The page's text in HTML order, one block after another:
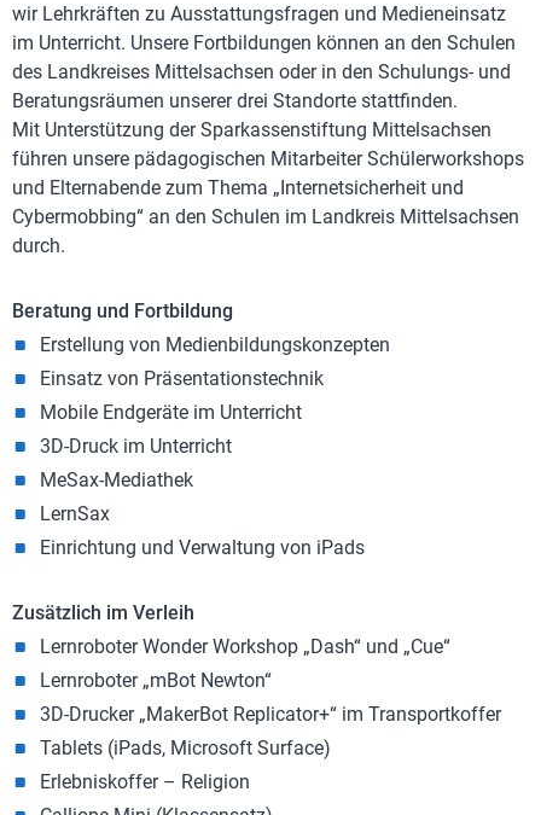
wir Lehrkräften zu Ausstattungsfragen und Medieneinsatz
im Unterricht. Unsere Fortbildungen können an den Schulen
des Landkreises Mittelsachsen oder in den Schulungs- und
Beratungsräumen unserer drei Standorte stattfinden.
Mit Unterstützung der Sparkassenstiftung Mittelsachsen
führen unsere pädagogischen Mitarbeiter Schülerworkshops
und Elternabende zum Thema „Internetsicherheit und
Cybermobbing“ an den Schulen im Landkreis Mittelsachsen
durch.
Beratung und Fortbildung
Erstellung von Medienbildungskonzepten
Einsatz von Präsentationstechnik
Mobile Endgeräte im Unterricht
3D-Druck im Unterricht
MeSax-Mediathek
LernSax
Einrichtung und Verwaltung von iPads
Zusätzlich im Verleih
Lernroboter Wonder Workshop „Dash“ und „Cue“
Lernroboter „mBot Newton“
3D-Drucker „MakerBot Replicator+“ im Transportkoffer
Tablets (iPads, Microsoft Surface)
Erlebniskoffer – Religion